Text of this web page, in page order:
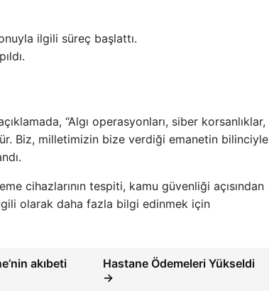
ilgili süreç başlattı.
“Algı operasyonları, siber korsanlıklar,
Biz, milletimizin bize verdiği emanetin bilinciyle
cihazlarının tespiti, kamu güvenliği açısından
olarak daha fazla bilgi edinmek için
akıbeti
Hastane Ödemeleri Yükseldi
→